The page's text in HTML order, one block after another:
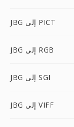
JBG إلى PICT
JBG إلى RGB
JBG إلى SGI
JBG إلى VIFF